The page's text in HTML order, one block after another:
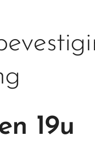
19u